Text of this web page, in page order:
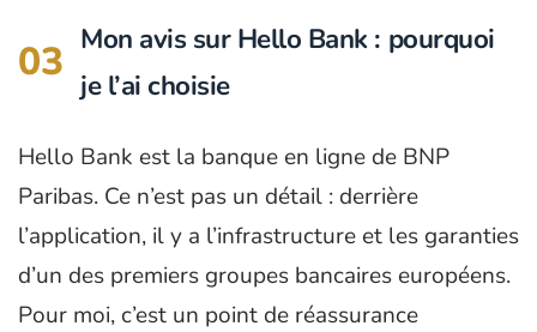
03 Mon avis sur Hello Bank : pourquoi
je l’ai choisie
Hello Bank est la banque en ligne de BNP
Paribas. Ce n’est pas un détail : derrière
l’application, il y a l’infrastructure et les garanties
d’un des premiers groupes bancaires européens.
Pour moi, c’est un point de réassurance